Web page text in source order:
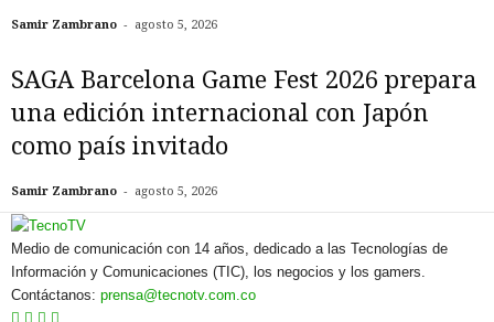
Samir Zambrano - agosto 5, 2026
SAGA Barcelona Game Fest 2026 prepara
una edición internacional con Japón
como país invitado
Samir Zambrano - agosto 5, 2026
Medio de comunicación con 14 años, dedicado a las Tecnologías de
Información y Comunicaciones (TIC), los negocios y los gamers.
Contáctanos: prensa@tecnotv.com.co